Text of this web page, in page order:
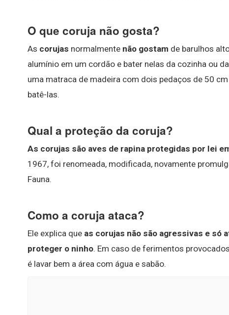
O que coruja não gosta?
As corujas normalmente não gostam de barulhos
alumínio em um cordão e bater nelas da cozinha ou
uma matraca de madeira com dois pedaços de 50
batê-las.
Qual a proteção da coruja?
As corujas são aves de rapina protegidas por lei
1967, foi renomeada, modificada, novamente
Fauna.
Como a coruja ataca?
Ele explica que as corujas não são agressivas e só
proteger o ninho. Em caso de ferimentos
é lavar bem a área com água e sabão.